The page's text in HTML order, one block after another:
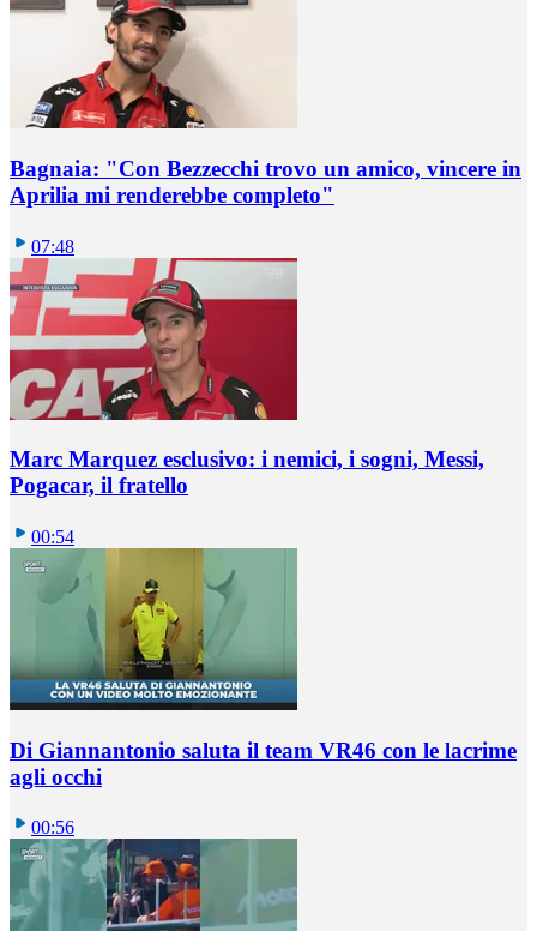
Bagnaia: "Con Bezzecchi trovo un amico, vincere in
Aprilia mi renderebbe completo"
07:48
Marc Marquez esclusivo: i nemici, i sogni, Messi,
Pogacar, il fratello
00:54
Di Giannantonio saluta il team VR46 con le lacrime
agli occhi
00:56